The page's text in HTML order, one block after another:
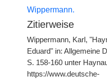
Wippermann.
Zitierweise
Wippermann, Karl,
Eduard" in: Allgemeine
S. 158-160 unter
https://www.deutsche-